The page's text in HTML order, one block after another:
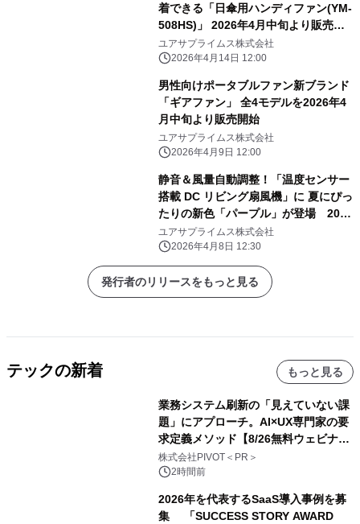
着できる「日傘用ハンディファン(YM-
508HS)」 2026年4月中旬より販売開
始
ユアサプライムス株式会社
2026年4月14日 12:00
男性向けポータブルファン新ブランド
「ギアファン」 全4モデルを2026年4
月中旬より販売開始
ユアサプライムス株式会社
2026年4月9日 12:00
静音＆風量自動調整！「温度センサー
搭載 DC リビング扇風機」に 夏にぴっ
たりの新色「パープル」が登場 2026
年4月発売
ユアサプライムス株式会社
2026年4月8日 12:30
発行者のリリースをもっと見る
テックの新着 もっと見る
業務システム刷新の「見えていない課
題」にアプローチ。AI×UX専門家の要
求定義メソッド【8/26無料ウェビナ
ー】株式会社PIVOT
株式会社PIVOT＜PR＞
2時間前
2026年を代表するSaaS導入事例を募
集 「SUCCESS STORY AWARD